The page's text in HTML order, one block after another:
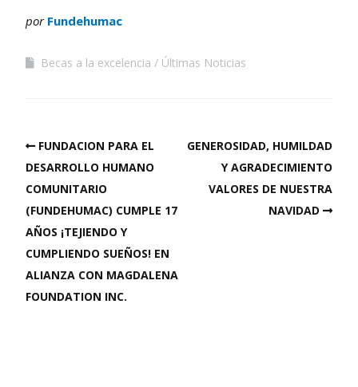
por Fundehumac
Becas a la excelencia Últimas Noticias
FUNDACION PARA EL
DESARROLLO HUMANO
COMUNITARIO
(FUNDEHUMAC) CUMPLE 17
AÑOS ¡TEJIENDO Y
CUMPLIENDO SUEÑOS! EN
ALIANZA CON MAGDALENA
FOUNDATION INC.
GENEROSIDAD, HUMILDAD
Y AGRADECIMIENTO
VALORES DE NUESTRA
NAVIDAD